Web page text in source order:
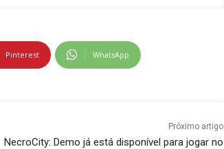
Pinterest WhatsApp
Próximo artigo
NecroCity: Demo já está disponível para jogar no